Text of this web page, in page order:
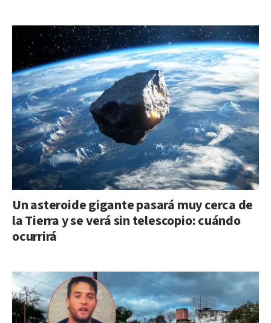
Un asteroide gigante pasará muy cerca de
la Tierra y se verá sin telescopio: cuándo
ocurrirá